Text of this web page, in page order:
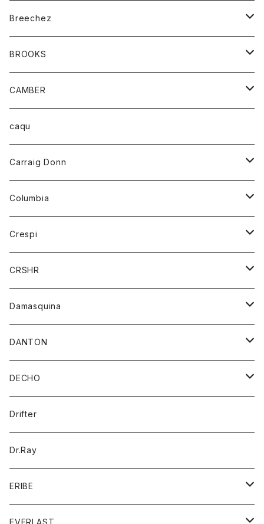
ベルト
Tシャツ
グッズ
アンダーウェアー
カードホルダー
チーフ
バンダナ
トップス
カーディガン
トレーナー
パーカー
ボトム
オーバーオール
ショートパンツ
レディース
オーバーオール
カーディガン
Tシャツ
パーカー
Breechez
シャツ
BROOKS
グッズ
靴
CAMBER
トップス
ハーフスリーブTシャツ
caqu
Carraig Donn
ニット
Columbia
アウター
ジャケット
Crespi
ジャケット
ワンピース
ブラウス
CRSHR
キャップ
Damasquina
ウォレット
カードケース
バッグ
DANTON
アウター
コート
ジャケット
アクセサリー
バッグ
キッズ
シャツ
Tシャツ
グッズ
帽子
トップス
DECHO
帽子
Drifter
Dr.Ray
ERIBE
ニット
EVERLAST